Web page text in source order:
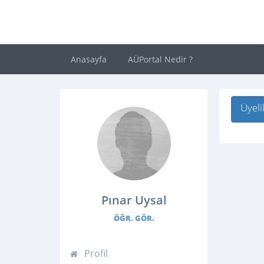
Anasayfa AÜPortal Nedir ?
Pınar Uysal
ÖĞR. GÖR.
Profil